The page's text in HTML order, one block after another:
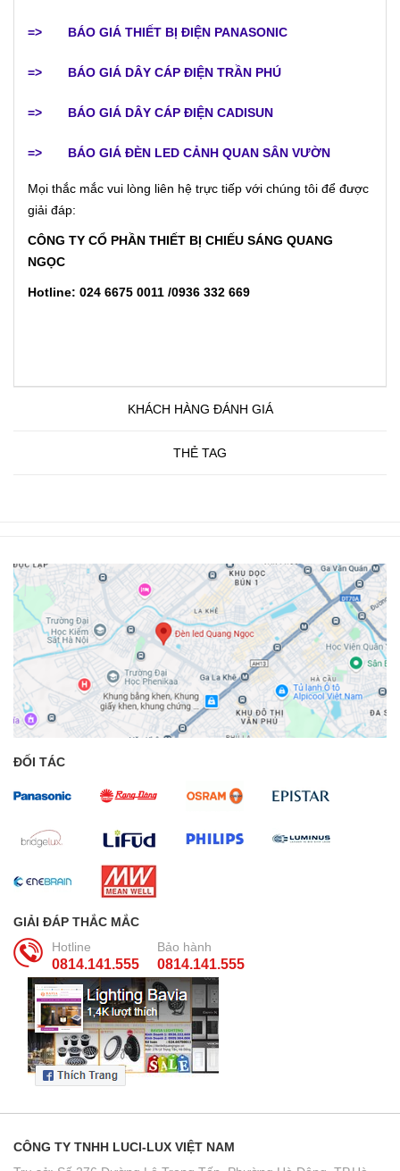
=> BÁO GIÁ THIẾT BỊ ĐIỆN PANASONIC
=> BÁO GIÁ DÂY CÁP ĐIỆN TRẦN PHÚ
=> BÁO GIÁ DÂY CÁP ĐIỆN CADISUN
=> BÁO GIÁ ĐÈN LED CẢNH QUAN SÂN VƯỜN
Mọi thắc mắc vui lòng liên hệ trực tiếp với chúng tôi để được
giải đáp:
CÔNG TY CỔ PHẦN THIẾT BỊ CHIẾU SÁNG QUANG
NGỌC
Hotline: 024 6675 0011 /0936 332 669
KHÁCH HÀNG ĐÁNH GIÁ
THẺ TAG
ĐỐI TÁC
GIẢI ĐÁP THẮC MẮC
Hotline
0814.141.555
Bảo hành
0814.141.555
CÔNG TY TNHH LUCI-LUX VIỆT NAM